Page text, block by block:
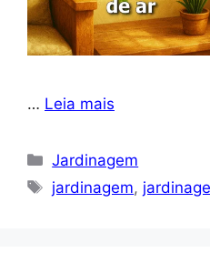
… Leia mais
Categorias
Jardinagem
Tags
jardinagem,